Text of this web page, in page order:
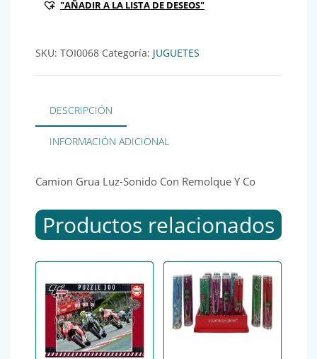
"AÑADIR A LA LISTA DE DESEOS"
SKU: TOI0068 Categoría: JUGUETES
DESCRIPCIÓN
INFORMACIÓN ADICIONAL
Camion Grua Luz-Sonido Con Remolque Y Co
Productos relacionados